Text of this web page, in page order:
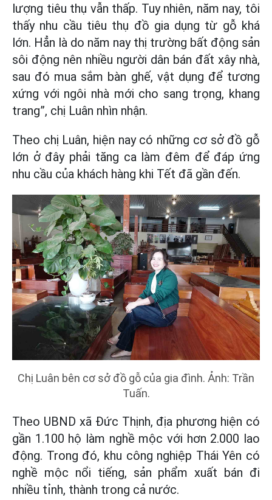
lượng tiêu thụ vẫn thấp. Tuy nhiên, năm nay, tôi
thấy nhu cầu tiêu thụ đồ gia dụng từ gỗ khá
lớn. Hẳn là do năm nay thị trường bất động sản
sôi động nên nhiều người dân bán đất xây nhà,
sau đó mua sắm bàn ghế, vật dụng để tương
xứng với ngôi nhà mới cho sang trọng, khang
trang”, chị Luân nhìn nhận.
Theo chị Luân, hiện nay có những cơ sở đồ gỗ
lớn ở đây phải tăng ca làm đêm để đáp ứng
nhu cầu của khách hàng khi Tết đã gần đến.
Chị Luân bên cơ sở đồ gỗ của gia đình. Ảnh: Trần
Tuấn.
Theo UBND xã Đức Thịnh, địa phương hiện có
gần 1.100 hộ làm nghề mộc với hơn 2.000 lao
động. Trong đó, khu công nghiệp Thái Yên có
nghề mộc nổi tiếng, sản phẩm xuất bán đi
nhiều tỉnh, thành trong cả nước.